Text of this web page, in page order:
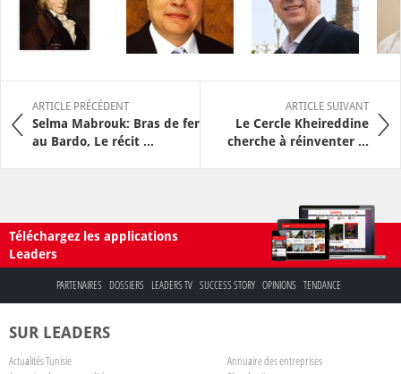
ARTICLE PRÉCÉDENT
Selma Mabrouk: Bras de fer
au Bardo, Le récit ...
ARTICLE SUIVANT
Le Cercle Kheireddine
cherche à réinventer ...
Téléchargez les applications
Leaders
PARTENAIRES DOSSIERS LEADERS TV SUCCESS STORY OPINIONS TENDANCE
SUR LEADERS
Actualités Tunisie
Annuaire des entreprises